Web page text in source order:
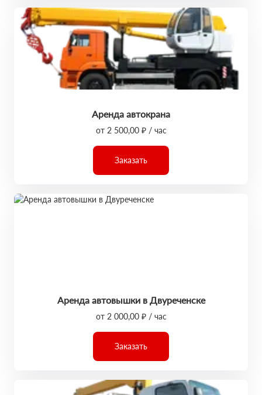
Аренда автокрана
от 2 500,00 ₽ / час
Заказать
Аренда автовышки в Двуреченске
от 2 000,00 ₽ / час
Заказать